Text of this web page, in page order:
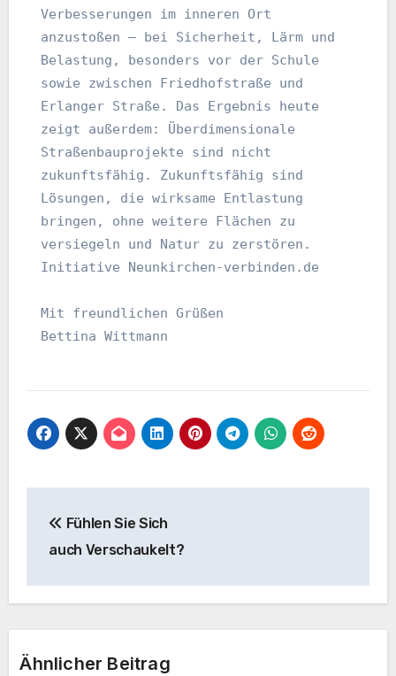
Verbesserungen im inneren Ort
anzustoßen – bei Sicherheit, Lärm und
Belastung, besonders vor der Schule
sowie zwischen Friedhofstraße und
Erlanger Straße. Das Ergebnis heute
zeigt außerdem: Überdimensionale
Straßenbauprojekte sind nicht
zukunftsfähig. Zukunftsfähig sind
Lösungen, die wirksame Entlastung
bringen, ohne weitere Flächen zu
versiegeln und Natur zu zerstören.
Initiative Neunkirchen-verbinden.de
Mit freundlichen Grüßen
Bettina Wittmann
Fühlen Sie Sich
auch Verschaukelt?
Ähnlicher Beitrag